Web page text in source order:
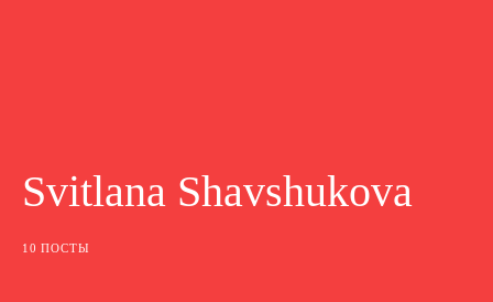
Svitlana Shavshukova
10 ПОСТЫ